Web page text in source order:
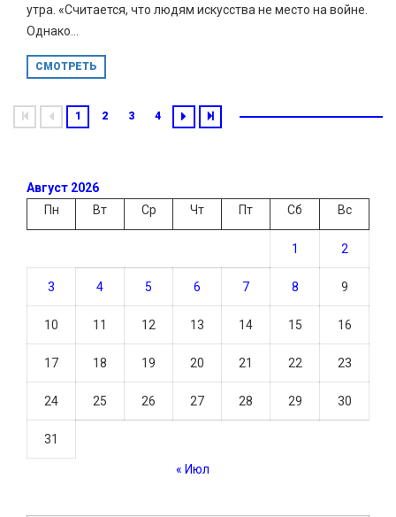
утра. «Считается, что людям искусства не место на войне.
Однако...
СМОТРЕТЬ
1 2 3 4
Август 2026
Пн
Вт Ср Чт Пт Сб Вс
1 2
3 4 5 6 7 8 9
10 11 12 13 14 15 16
17 18 19 20 21 22 23
24 25 26 27 28 29 30
31
« Июл